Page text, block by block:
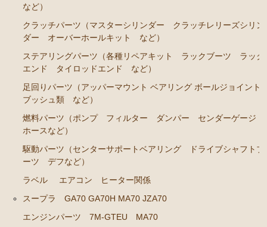
エンジンパーツ 1G-GTEU GA70 GA70H
エンジンパーツ 1G-GEU GA70
エンジンパーツ 1G-FE GA70
ブレーキパーツ（マスターシリンダー リペアキッ
ト ホース など）
クラッチパーツ（マスターシリンダー クラッチレリ
ーズシリンダー オーバーホールキット など）
燃料パーツ（ポンプ フィルター ダンパー センダ
ーゲージなど）
エンジンパーツ 2JZ-GTE JZA80
など）
クラッチパーツ（マスターシリンダー クラッチレリーズシリン
ダー オーバーホールキット など）
ステアリングパーツ（各種リペアキット ラックブーツ ラック
エンド タイロッドエンド など）
足回りパーツ（アッパーマウント ベアリング ボールジョイント
ブッシュ類 など）
燃料パーツ（ポンプ フィルター ダンパー センダーゲージ
ホースなど）
駆動パーツ（センターサポートベアリング ドライブシャフトブ
ーツ デフなど）
ラベル
エアコン ヒーター関係
スープラ GA70 GA70H MA70 JZA70
エンジンパーツ 7M-GTEU MA70